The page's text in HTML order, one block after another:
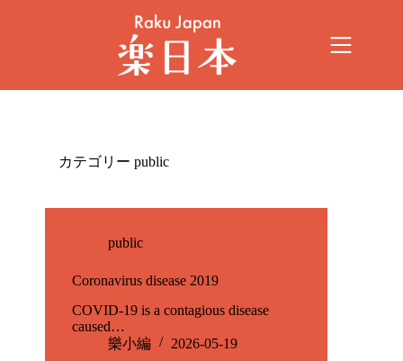
カテゴリー public
public
Coronavirus disease 2019
COVID-19 is a contagious disease
caused…
樂小編
2026-05-19